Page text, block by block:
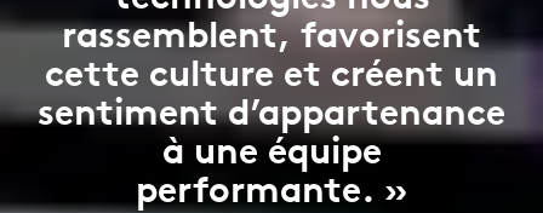
rassemblent, favorisent
cette culture et créent un
sentiment d’appartenance
à une équipe
performante. »